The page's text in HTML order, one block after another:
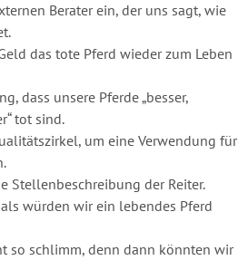
Berater ein, der uns sagt, wie
das tote Pferd wieder zum Leben
dass unsere Pferde „besser,
tot sind.
um eine Verwendung für
Stellenbeschreibung der Reiter.
würden wir ein lebendes Pferd
so schlimm, denn dann könnten wir